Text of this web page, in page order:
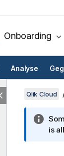
Onboarding
Analyse
Qlik Cloud
is